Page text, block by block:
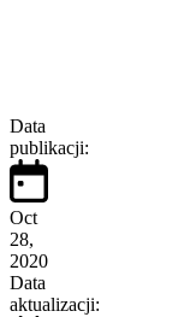
Data
publikacji:
Oct
28,
2020
Data
aktualizacji: